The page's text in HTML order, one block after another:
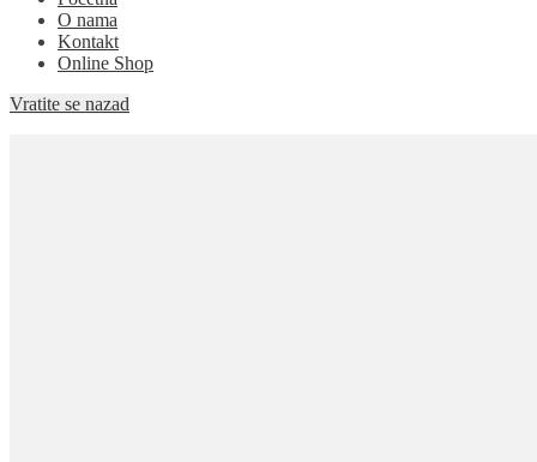
navigaciju
sadržaj
O nama
Kontakt
Online Shop
Vratite se nazad